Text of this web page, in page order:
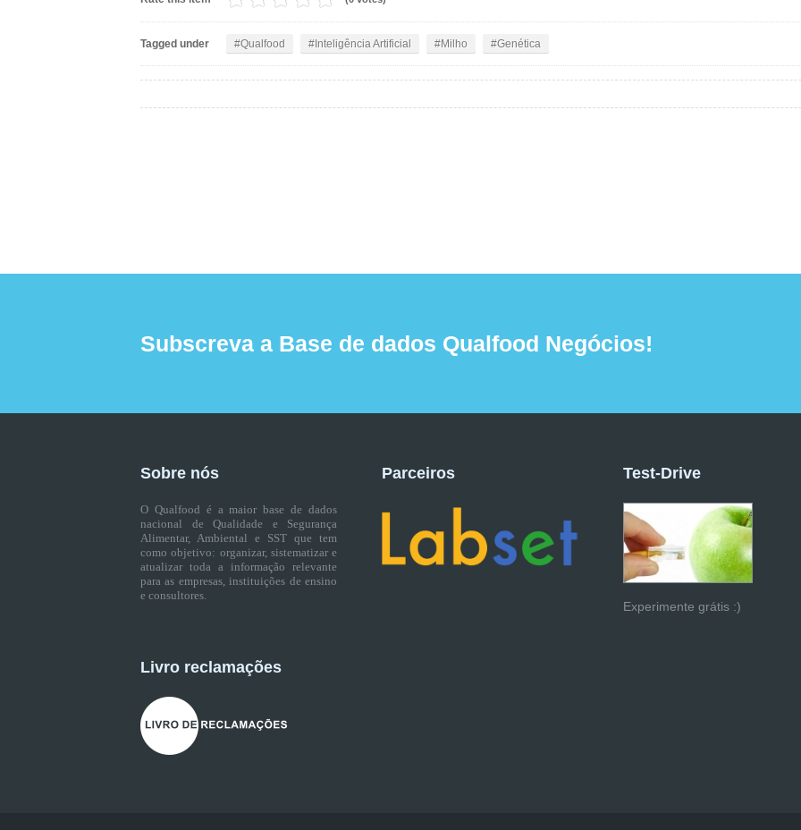
Tagged under Qualfood Inteligência Artificial Milho Genética
Subscreva a Base de dados Qualfood Negócios!
Sobre nós
O Qualfood é a maior base de dados
nacional de Qualidade e Segurança
Alimentar, Ambiental e SST que tem
como objetivo: organizar, sistematizar e
atualizar toda a informação relevante
para as empresas, instituições de ensino
e consultores.
Livro reclamações
Parceiros Test-Drive
Experimente grátis :)